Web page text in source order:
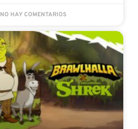
NO HAY COMENTARIOS